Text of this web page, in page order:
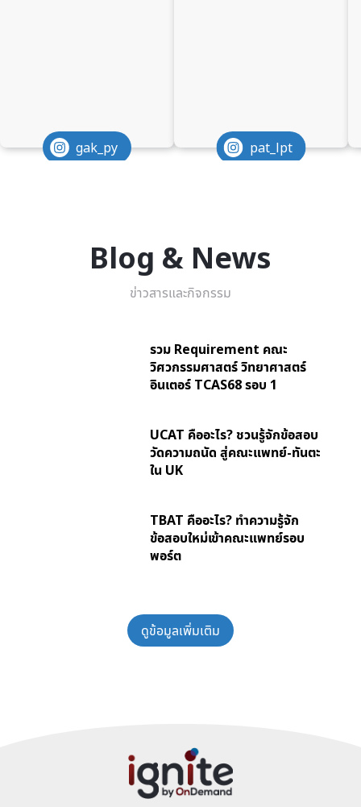
gak_py pat_lpt
Blog & News
ข่าวสารและกิจกรรม
รวม Requirement คณะ
วิศวกรรมศาสตร์ วิทยาศาสตร์
อินเตอร์ TCAS68 รอบ 1
UCAT คืออะไร? ชวนรู้จักข้อสอบ
วัดความถนัด สู่คณะแพทย์-ทันตะ
ใน UK
TBAT คืออะไร? ทำความรู้จัก
ข้อสอบใหม่เข้าคณะแพทย์รอบ
พอร์ต
ดูข้อมูลเพิ่มเติม